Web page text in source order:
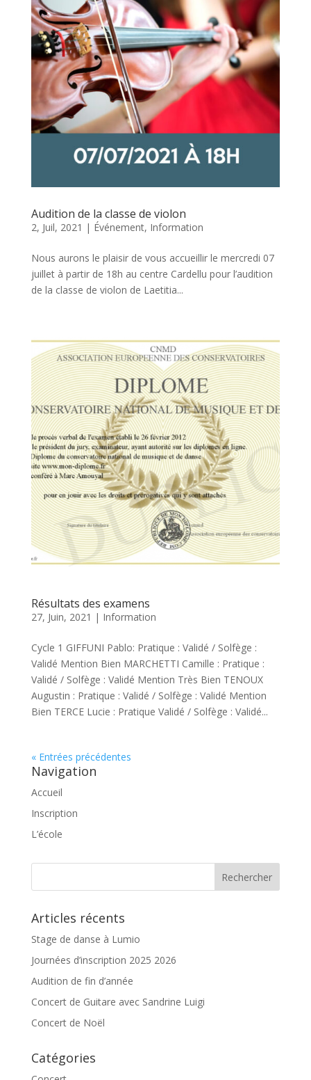
Audition de la classe de violon
2, Juil, 2021 | Événement, Information
Nous aurons le plaisir de vous accueillir le mercredi 07
juillet à partir de 18h au centre Cardellu pour l’audition
de la classe de violon de Laetitia...
Résultats des examens
27, Juin, 2021 | Information
Cycle 1 GIFFUNI Pablo: Pratique : Validé / Solfège :
Validé Mention Bien MARCHETTI Camille : Pratique :
Validé / Solfège : Validé Mention Très Bien TENOUX
Augustin : Pratique : Validé / Solfège : Validé Mention
Bien TERCE Lucie : Pratique Validé / Solfège : Validé...
« Entrées précédentes
Navigation
Accueil
Inscription
L’école
Articles récents
Stage de danse à Lumio
Journées d’inscription 2025 2026
Audition de fin d’année
Concert de Guitare avec Sandrine Luigi
Concert de Noël
Catégories